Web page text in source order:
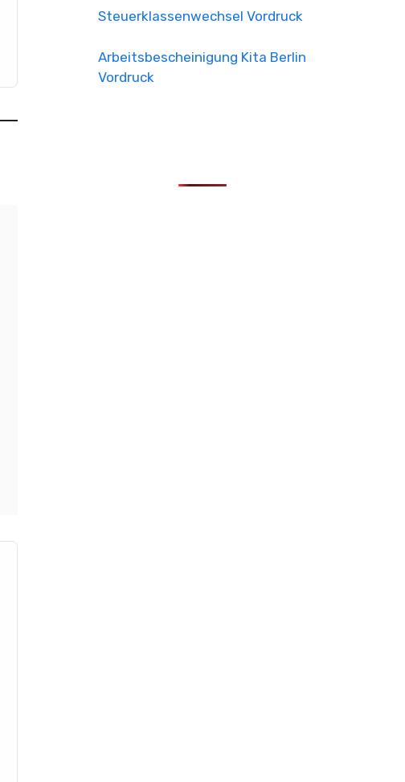
Steuerklassenwechsel Vordruck
Arbeitsbescheinigung Kita Berlin
Vordruck